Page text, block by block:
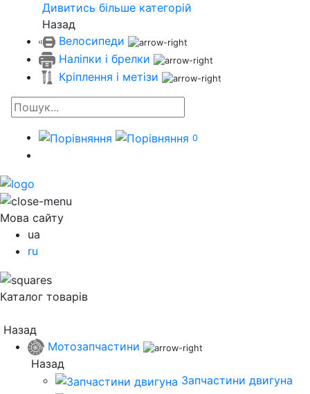
Дивитись більше категорій
Назад
Велосипеди
Наліпки і брелки
Кріплення і метізи
0
Мова сайту
ua
ru
Каталог товарів
Назад
Мотозапчастини
Назад
Запчастини двигуна